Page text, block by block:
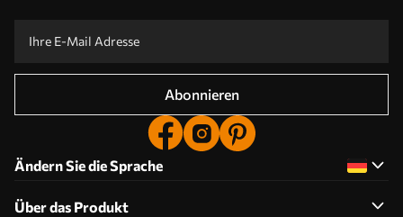
Abonnieren
Ändern Sie die Sprache
Über das Produkt